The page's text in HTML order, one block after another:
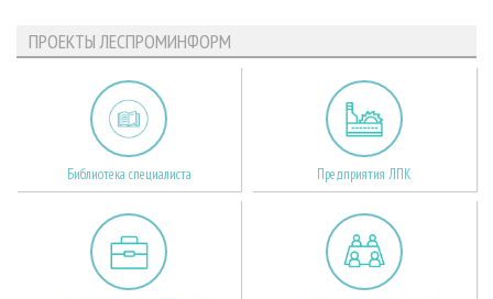
ПРОЕКТЫ ЛЕСПРОМИНФОРМ
Библиотека специалиста Предприятия ЛПК